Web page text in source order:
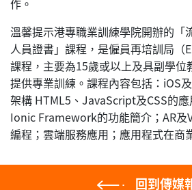
溫馨提示港專職業訓練學院開辦的「
人員證書」課程，是僱員再培訓局（
課程，主要為15歲或以上及具副學位
提供專業訓練。課程內容包括：iOS
架構 HTML5、JavaScript及CSS的
Ionic Framework的功能簡介；AR及
編程；雲端服務應用；應用程式在商
回到傳媒